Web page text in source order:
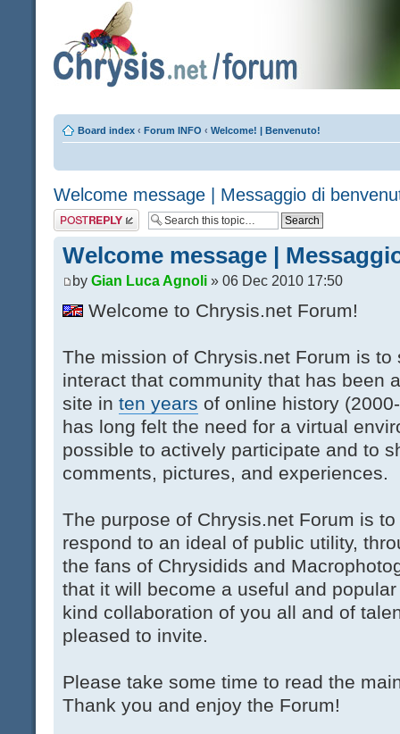
Board index ‹ Forum INFO ‹ Welcome! | Benvenuto!
Welcome message | Messaggio di
Post a reply
Welcome message |
by Gian Luca Agnoli » 06 Dec 2010 17:50
Welcome to Chrysis.net Forum!
The mission of Chrysis.net Forum is
interact that community that has been
site in ten years of online history
has long felt the need for a virtual
possible to actively participate and to
comments, pictures, and experiences.
The purpose of Chrysis.net Forum is
respond to an ideal of public utility,
the fans of Chrysidids and
that it will become a useful and
kind collaboration of you all and of
pleased to invite.
Please take some time to read the
Thank you and enjoy the Forum!